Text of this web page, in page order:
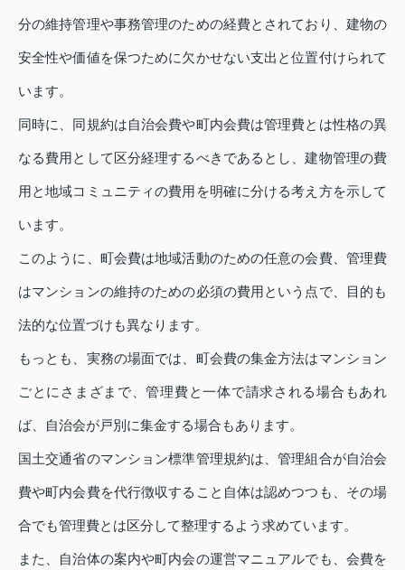
分の維持管理や事務管理のための経費とされており、建物の
安全性や価値を保つために欠かせない支出と位置付けられて
います。
同時に、同規約は自治会費や町内会費は管理費とは性格の異
なる費用として区分経理するべきであるとし、建物管理の費
用と地域コミュニティの費用を明確に分ける考え方を示して
います。
このように、町会費は地域活動のための任意の会費、管理費
はマンションの維持のための必須の費用という点で、目的も
法的な位置づけも異なります。
もっとも、実務の場面では、町会費の集金方法はマンション
ごとにさまざまで、管理費と一体で請求される場合もあれ
ば、自治会が戸別に集金する場合もあります。
国土交通省のマンション標準管理規約は、管理組合が自治会
費や町内会費を代行徴収すること自体は認めつつも、その場
合でも管理費とは区分して整理するよう求めています。
また、自治体の案内や町内会の運営マニュアルでも、会費を